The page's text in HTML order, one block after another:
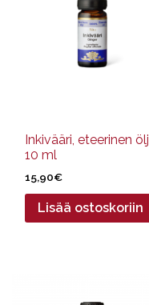
Inkivääri, eteerinen
10 ml
15,90€
Lisää ostoskoriin